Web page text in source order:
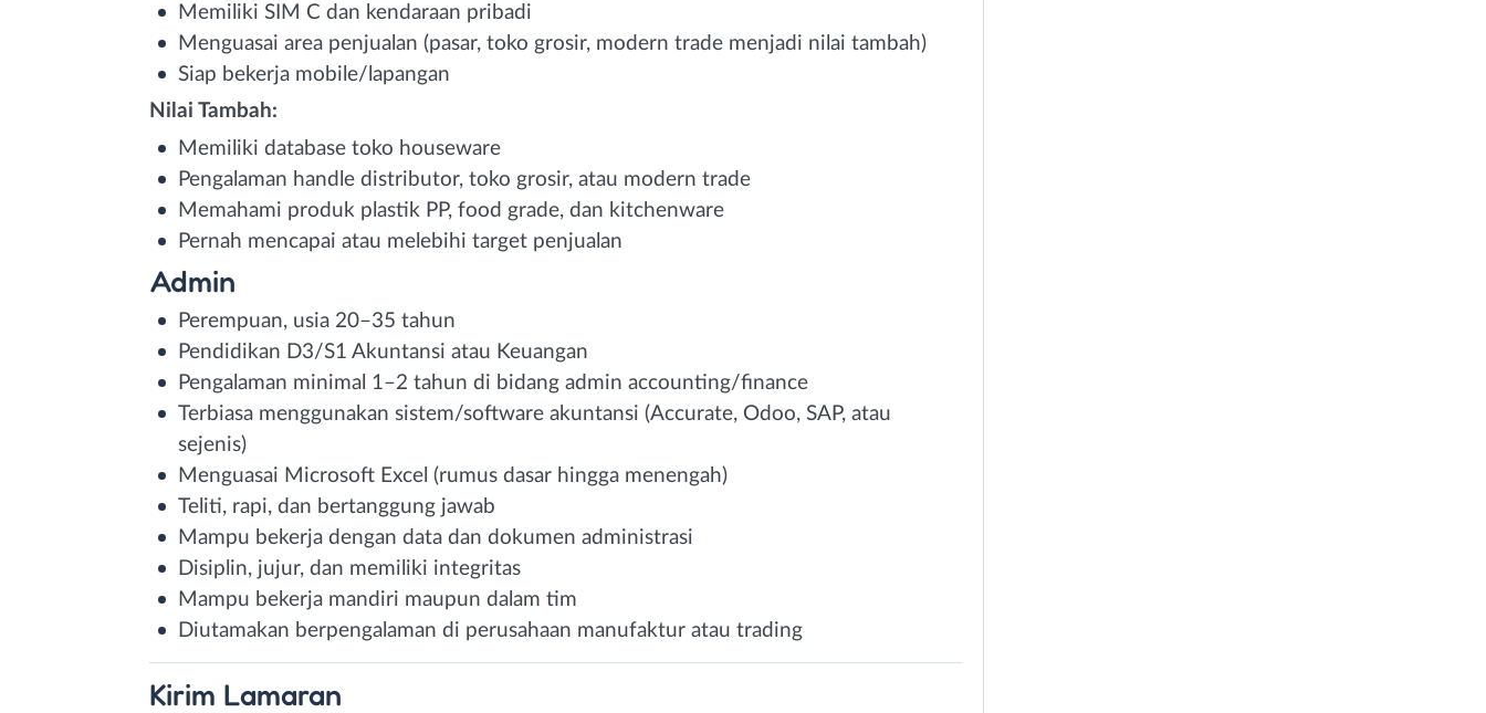
Memiliki SIM C dan kendaraan pribadi
Menguasai area penjualan (pasar, toko grosir, modern trade menjadi nilai tambah)
Siap bekerja mobile/lapangan
Nilai Tambah:
Memiliki database toko houseware
Pengalaman handle distributor, toko grosir, atau modern trade
Memahami produk plastik PP, food grade, dan kitchenware
Pernah mencapai atau melebihi target penjualan
Admin
Perempuan, usia 20–35 tahun
Pendidikan D3/S1 Akuntansi atau Keuangan
Pengalaman minimal 1–2 tahun di bidang admin accounting/finance
Terbiasa menggunakan sistem/software akuntansi (Accurate, Odoo, SAP, atau
sejenis)
Menguasai Microsoft Excel (rumus dasar hingga menengah)
Teliti, rapi, dan bertanggung jawab
Mampu bekerja dengan data dan dokumen administrasi
Disiplin, jujur, dan memiliki integritas
Mampu bekerja mandiri maupun dalam tim
Diutamakan berpengalaman di perusahaan manufaktur atau trading
Kirim Lamaran